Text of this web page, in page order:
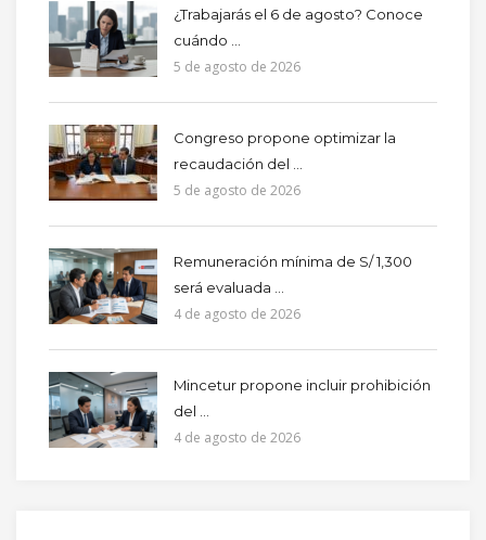
¿Trabajarás el 6 de agosto? Conoce
cuándo ...
5 de agosto de 2026
Congreso propone optimizar la
recaudación del ...
5 de agosto de 2026
Remuneración mínima de S/ 1,300
será evaluada ...
4 de agosto de 2026
Mincetur propone incluir prohibición
del ...
4 de agosto de 2026